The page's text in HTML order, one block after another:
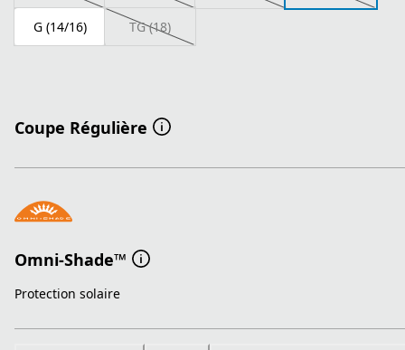
G (14/16) TG (18)
Coupe Régulière
Omni-Shade™
Protection solaire